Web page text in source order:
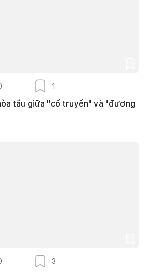
1
tấu giữa "cổ truyền" và "đương
3